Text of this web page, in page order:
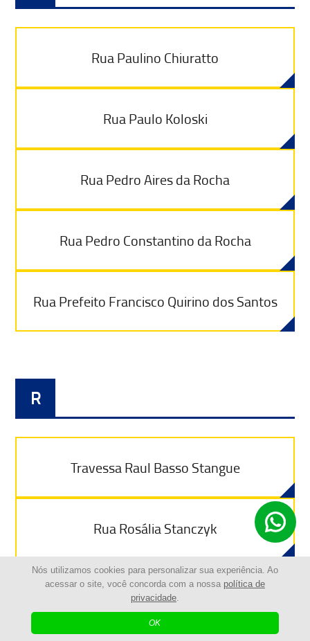
Nós utilizamos cookies para personalizar sua experiência. Ao
acessar o site, você concorda com a nossa política de
privacidade.
OK
Rua Paulino Chiuratto
Rua Paulo Koloski
Rua Pedro Aires da Rocha
Rua Pedro Constantino da Rocha
Rua Prefeito Francisco Quirino dos Santos
R
Travessa Raul Basso Stangue
Rua Rosália Stanczyk
Avenida Rui Barbosa